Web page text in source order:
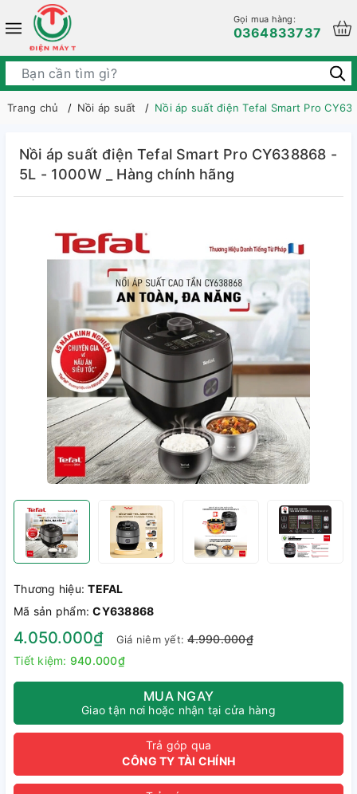
Gọi mua hàng:
0364833737
Trang chủ Nồi áp suất Nồi áp suất điện Tefal Smart Pro
Nồi áp suất điện Tefal Smart Pro CY638868 -
5L - 1000W _ Hàng chính hãng
Thương hiệu:TEFAL
Mã sản phẩm:CY638868
4.050.000₫ Giá niêm yết:4.990.000₫
Tiết kiệm: 940.000₫
MUA NGAY
Giao tận nơi hoặc nhận tại cửa hàng
Trả góp qua
CÔNG TY TÀI CHÍNH